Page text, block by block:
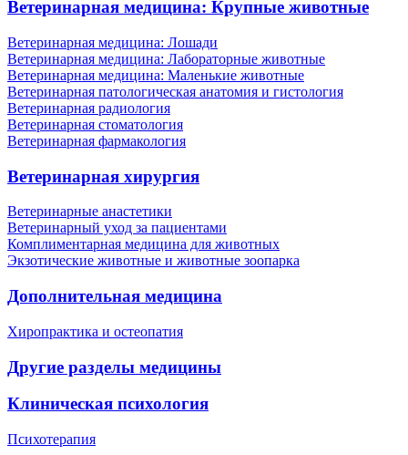
Ветеринарная медицина: Крупные животные
Ветеринарная медицина: Лошади
Ветеринарная медицина: Лабораторные животные
Ветеринарная медицина: Маленькие животные
Ветеринарная патологическая анатомия и гистология
Ветеринарная радиология
Ветеринарная стоматология
Ветеринарная фармакология
Ветеринарная хирургия
Ветеринарные анастетики
Ветеринарный уход за пациентами
Комплиментарная медицина для животных
Экзотические животные и животные зоопарка
Дополнительная медицина
Хиропрактика и остеопатия
Другие разделы медицины
Клиническая психология
Психотерапия